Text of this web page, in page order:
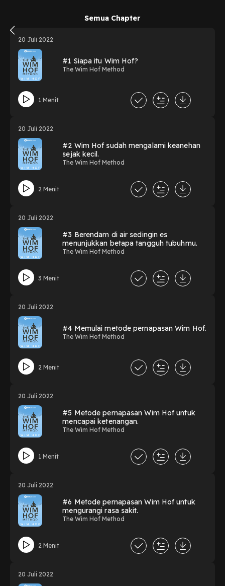
Semua Chapter
20 Juli 2022
#1 Siapa itu Wim Hof?
The Wim Hof Method
1 Menit
20 Juli 2022
#2 Wim Hof sudah mengalami keanehan
sejak kecil.
The Wim Hof Method
2 Menit
20 Juli 2022
#3 Berendam di air sedingin es
menunjukkan betapa tangguh tubuhmu.
The Wim Hof Method
3 Menit
20 Juli 2022
#4 Memulai metode pernapasan Wim Hof.
The Wim Hof Method
2 Menit
20 Juli 2022
#5 Metode pernapasan Wim Hof untuk
mencapai ketenangan.
The Wim Hof Method
1 Menit
20 Juli 2022
#6 Metode pernapasan Wim Hof untuk
mengurangi rasa sakit.
The Wim Hof Method
2 Menit
20 Juli 2022